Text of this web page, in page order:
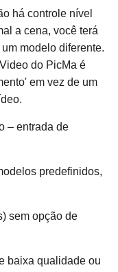
há controle nível
a cena, você terá
modelo diferente.
do PicMa é
em vez de um
– entrada de
predefinidos,
sem opção de
baixa qualidade ou